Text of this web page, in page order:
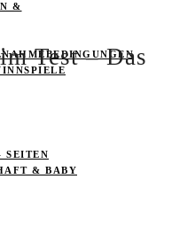
&
SEITEN
& BABY
Test – Das